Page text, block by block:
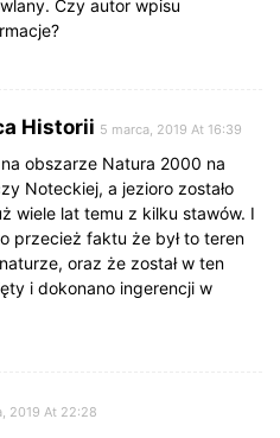
Czy autor wpisu
Historii 5 marca, 2019 At 16:39
obszarze Natura 2000 na
Noteckiej, a jezioro zostało
wiele lat temu z kilku stawów. I
przecież faktu że był to teren
oraz że został w ten
i dokonano ingerencji w
2019 At 22:28